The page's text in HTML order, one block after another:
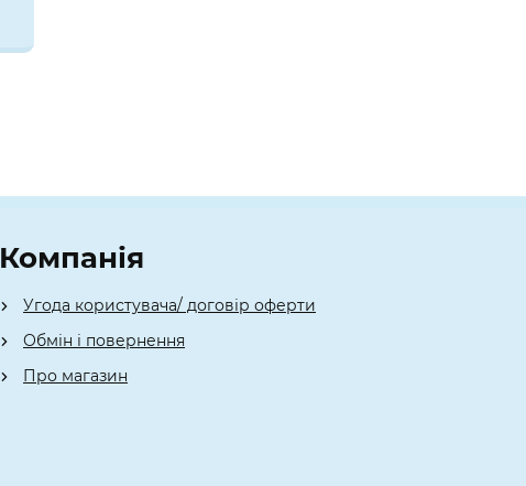
Компанія
Угода користувача/ договір оферти
Обмін і повернення
Про магазин